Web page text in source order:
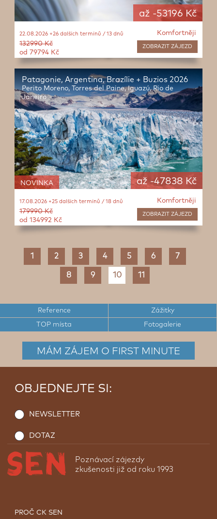
až -53196 Kč
Komfortněji
ZOBRAZIT ZÁJEZD
22.08.2026 +26 dalších termínů / 13 dnů
132990 Kč
od 79794 Kč
NOVINKA až -47838 Kč
Patagonie, Argentina, Brazílie + Buzios 2026
Perito Moreno, Torres del Paine, Iguazú, Rio de
Janeiro
Komfortněji
ZOBRAZIT ZÁJEZD
17.08.2026 +25 dalších termínů / 18 dnů
179990 Kč
od 134992 Kč
1 2 3 4 5 6 7
8 9 10 11
Reference Zážitky
TOP místa Fotogalerie
MÁM ZÁJEM O FIRST MINUTE
Egypt - S radostí Vás budu všem
cesta byla shoda okolností a dodatečně mohu jen
Ve společnosti japonských gejš
< >
OBJEDNEJTE SI:
NEWSLETTER
DOTAZ
Poznávací zájezdy
zkušenosti již od roku 1993
PROČ CK SEN